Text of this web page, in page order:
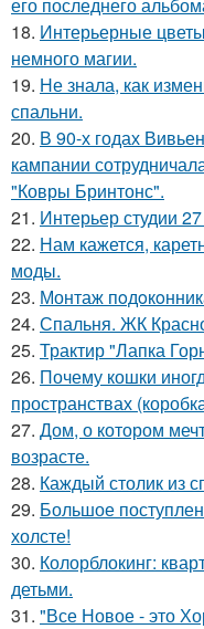
18. Интерьерные
немного магии.
19. Не знала, как
спальни.
20. В 90-х годах
кампании
"Ковры Бринтонс".
21. Интерьер студии
22. Нам кажется,
моды.
23. Монтаж
24. Спальня. ЖК
25. Трактир "Лапка
26. Почему кошки
пространствах
27. Дом, о котором
возрасте.
28. Каждый столик из
29. Большое
холсте!
30. Колорблокинг:
детьми.
31. "Все Новое - это